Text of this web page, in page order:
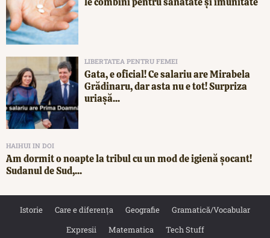
LIBERTATEA PENTRU FEMEI
Gata, e oficial! Ce salariu are Mirabela
Grădinaru, dar asta nu e tot! Surpriza
uriașă...
HAIHUI IN DOI
Am dormit o noapte la tribul cu un mod de igienă șocant!
Sudanul de Sud,...
Istorie Care e diferența Geografie
Gramatică/Vocabular
Expresii
Matematica Tech Stuff